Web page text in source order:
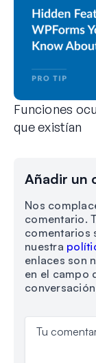
Funciones
que existían
Añadir un
Nos
comentario.
comentarios
nuestra
enlaces son
en el campo
Tu